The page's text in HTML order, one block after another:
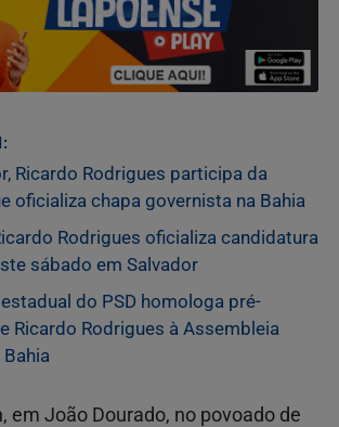
Ricardo Rodrigues participa da
oficializa chapa governista na Bahia
Rodrigues oficializa candidatura
sábado em Salvador
do PSD homologa pré-
Ricardo Rodrigues à Assembleia
em João Dourado, no povoado de